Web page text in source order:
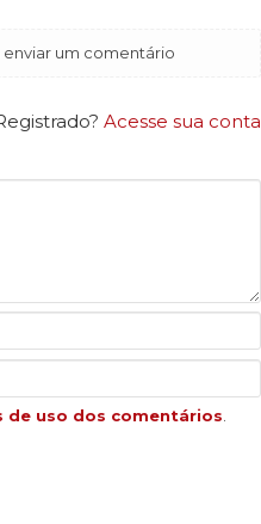
um comentário
Acesse sua conta
de uso dos comentários.